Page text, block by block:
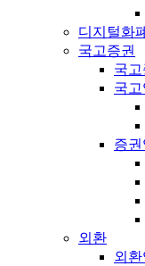
디지털화폐
국고증권
국
국
증
외환
외환